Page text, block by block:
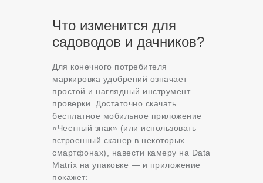
Что изменится для
садоводов и дачников?
Для конечного потребителя
маркировка удобрений означает
простой и наглядный инструмент
проверки. Достаточно скачать
бесплатное мобильное приложение
«Честный знак» (или использовать
встроенный сканер в некоторых
смартфонах), навести камеру на Data
Matrix на упаковке — и приложение
покажет: